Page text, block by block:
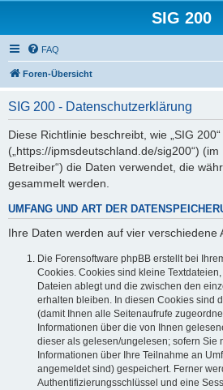
SIG 200
FAQ
Foren-Übersicht
SIG 200 - Datenschutzerklärung
Diese Richtlinie beschreibt, wie „SIG 200“
(„https://ipmsdeutschland.de/sig200“)
Betreiber“) die Daten verwendet, die
gesammelt werden.
UMFANG UND ART DER
Ihre Daten werden auf vier verschiedene
Die Forensoftware phpBB erstellt bei
Cookies. Cookies sind kleine
Dateien ablegt und die zwischen den
erhalten bleiben. In diesen Cookies sind
(damit Ihnen alle Seitenaufrufe
Informationen über die von Ihnen
dieser als gelesen/ungelesen; sofern Sie
Informationen über Ihre Teilnahme an
angemeldet sind) gespeichert. Ferner
Authentifizierungsschlüssel und eine